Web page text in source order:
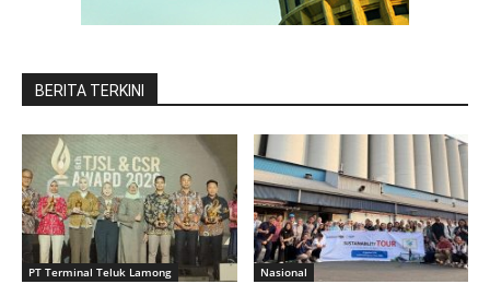
BERITA TERKINI
PT Terminal Teluk Lamong Nasional